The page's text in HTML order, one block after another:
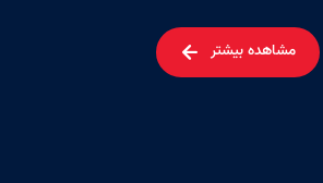
مشاهده بیشتر